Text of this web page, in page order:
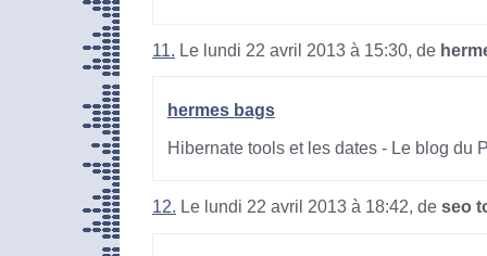
11. Le lundi 22 avril 2013 à 15:30, de
hermes bags
Hibernate tools et les dates - Le blog du
12. Le lundi 22 avril 2013 à 18:42, de seo